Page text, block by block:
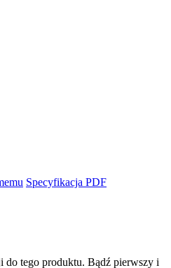
Specyfikacja PDF
do tego produktu. Bądź pierwszy i